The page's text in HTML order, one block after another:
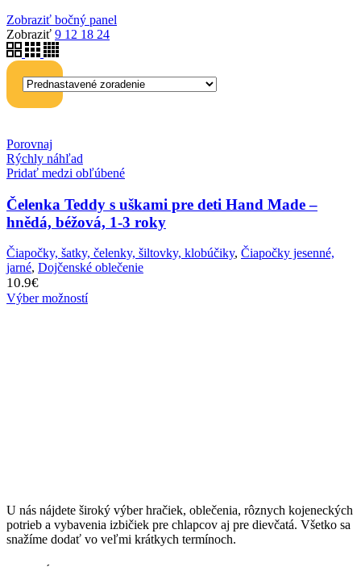
Zobraziť bočný panel
Zobraziť 9 12 18 24
Porovnaj
Rýchly náhľad
Pridať medzi obľúbené
Čelenka Teddy s uškami pre deti Hand Made –
hnědá, béžová, 1-3 roky
Čiapočky, šatky, čelenky, šiltovky, klobúčiky, Čiapočky jesenné,
jarné, Dojčenské oblečenie
10.9€
Výber možností
U nás nájdete široký výber hračiek, oblečenia, rôznych kojeneckých
potrieb a vybavenia izbičiek pre chlapcov aj pre dievčatá. Všetko sa
snažíme dodať vo veľmi krátkych termínoch.